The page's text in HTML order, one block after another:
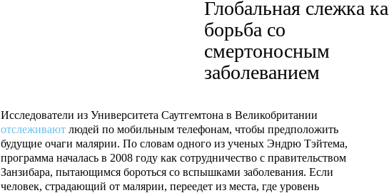
Глобальная слежка
борьба со
смертоносным
заболеванием
Исследователи из Университета Саутгемтона в Великобритании
отслеживают людей по мобильным телефонам, чтобы предположить
будущие очаги малярии. По словам одного из ученых Эндрю Тэйтема,
программа началась в 2008 году как сотрудничество с правительством
Занзибара, пытающимся бороться со вспышками заболевания. Если
человек, страдающий от малярии, переедет из места, где уровень